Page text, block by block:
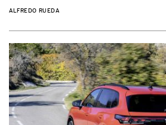
ALFREDO RUEDA